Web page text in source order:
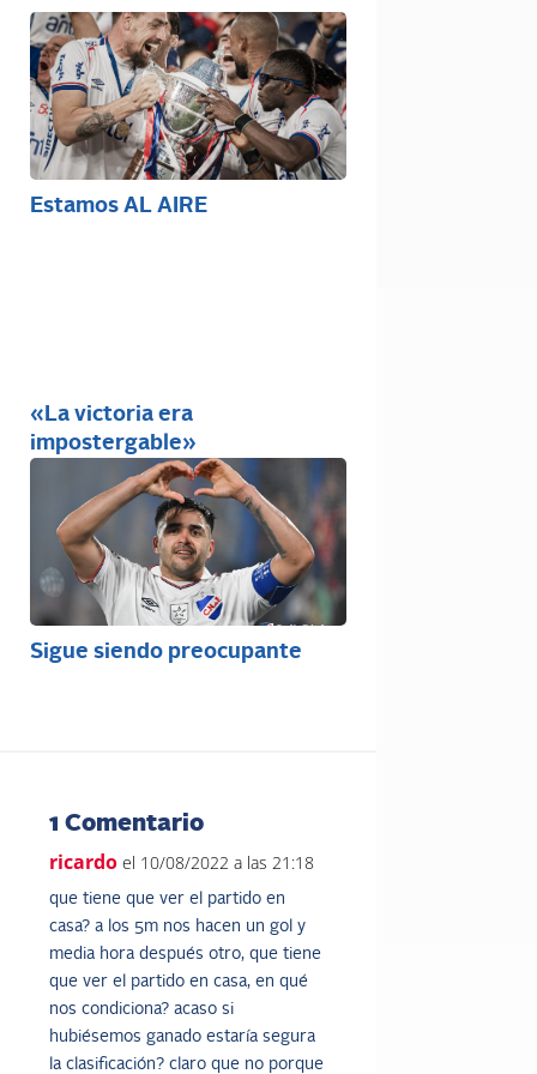
Estamos AL AIRE
«La victoria era
impostergable»
Sigue siendo preocupante
1 Comentario
ricardo el 10/08/2022 a las 21:18
que tiene que ver el partido en
casa? a los 5m nos hacen un gol y
media hora después otro, que tiene
que ver el partido en casa, en qué
nos condiciona? acaso si
hubiésemos ganado estaría segura
la clasificación? claro que no porque